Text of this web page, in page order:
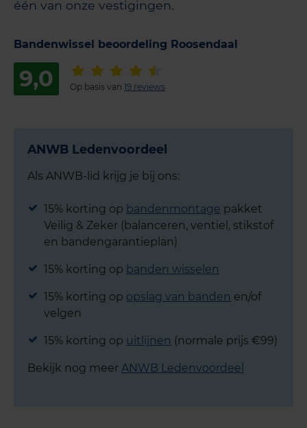
één van onze vestigingen.
Bandenwissel beoordeling Roosendaal
9,0 Op basis van 19 reviews
ANWB Ledenvoordeel
Als ANWB-lid krijg je bij ons:
15% korting op bandenmontage pakket
Veilig & Zeker (balanceren, ventiel, stikstof
en bandengarantieplan)
15% korting op banden wisselen
15% korting op opslag van banden en/of
velgen
15% korting op uitlijnen (normale prijs €99)
Bekijk nog meer ANWB Ledenvoordeel